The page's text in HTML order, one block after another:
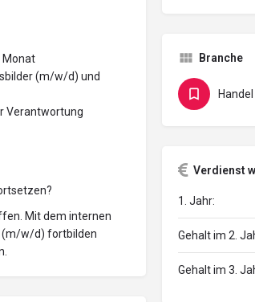
Monat
(m/w/d) und
Verantwortung
Mit dem internen
(m/w/d) fortbilden
Branche
Handel
Verdienst
1. Jahr:
Gehalt im 2.
Gehalt im 3.